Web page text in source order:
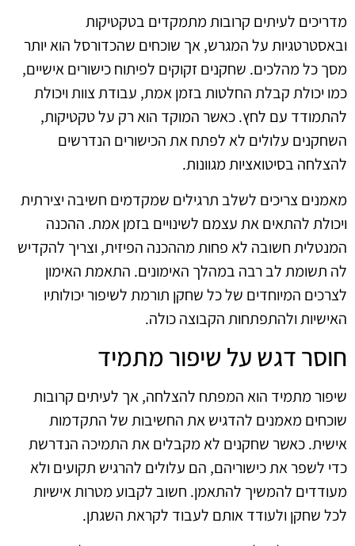
מדריכים לעיתים קרובות מתמקדים בטקטיקות
ובאסטרטגיות על המגרש, אך שוכחים שהכדורסל הוא יותר
מסך כל מהלכים. שחקנים זקוקים לפיתוח כישורים אישיים,
כמו יכולת קבלת החלטות בזמן אמת, עבודת צוות ויכולת
להתמודד עם לחץ. כאשר המוקד הוא רק על טקטיקות,
השחקנים עלולים לא לפתח את הכישורים הנדרשים
להצלחה בסיטואציות מגוונות.
מאמנים צריכים לשלב תרגילים שמקדמים חשיבה יצירתית
ויכולת להתאים את עצמם לשינויים בזמן אמת. ההכנה
המנטלית חשובה לא פחות מההכנה הפיזית, וצריך להקדיש
לה תשומת לב רבה במהלך האימונים. התאמת האימון
לצרכים המיוחדים של כל שחקן תורמת לשיפור יכולותיו
האישיות ולהתפתחות הקבוצה כולה.
חוסר דגש על שיפור מתמיד
שיפור מתמיד הוא המפתח להצלחה, אך לעיתים קרובות
שוכחים מאמנים להדגיש את החשיבות של התקדמות
אישית. כאשר שחקנים לא מקבלים את התמיכה הנדרשת
כדי לשפר את כישוריהם, הם עלולים להרגיש תקועים ולא
מעודדים להמשיך להתאמן. חשוב לקבוע מטרות אישיות
לכל שחקן ולעודד אותם לעבוד לקראת השגתן.